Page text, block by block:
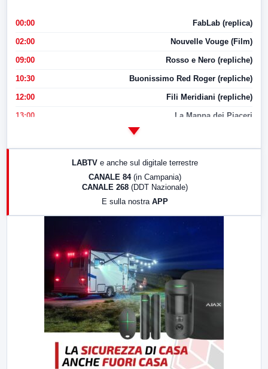
00:00 FabLab (replica)
02:00 Nouvelle Vouge (Film)
09:00 Rosso e Nero (repliche)
10:30 Buonissimo Red Roger (repliche)
12:00 Fili Meridiani (repliche)
13:00 La Mappa dei Piaceri
LABTV e anche sul digitale terrestre
CANALE 84 (in Campania)
CANALE 268 (DDT Nazionale)
E sulla nostra APP